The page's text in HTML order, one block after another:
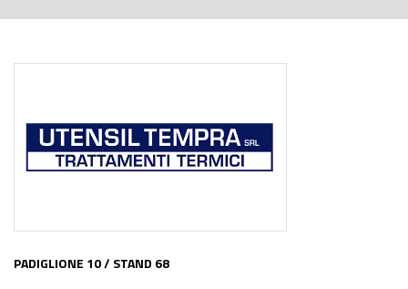
PADIGLIONE 10 / STAND 68